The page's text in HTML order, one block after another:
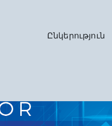
Ընկերություն